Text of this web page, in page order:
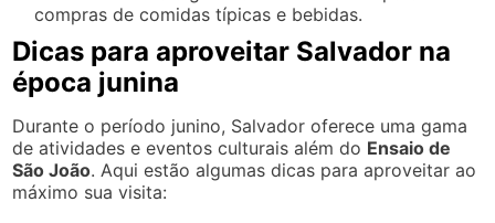
compras de comidas típicas e bebidas.
Dicas para aproveitar Salvador na
época junina
Durante o período junino, Salvador oferece uma gama
de atividades e eventos culturais além do Ensaio de
São João. Aqui estão algumas dicas para aproveitar ao
máximo sua visita: